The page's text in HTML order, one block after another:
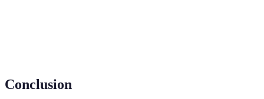
Conclusion